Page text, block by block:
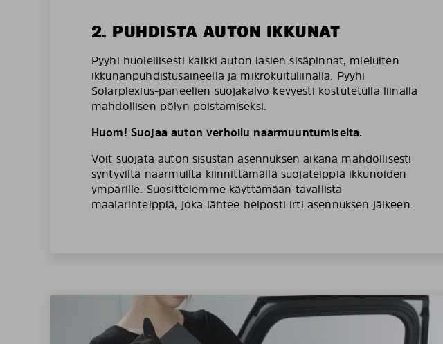
2. PUHDISTA AUTON IKKUNAT
Pyyhi huolellisesti kaikki auton lasien sisäpinnat, mieluiten
ikkunanpuhdistusaineella ja mikrokuituliinalla. Pyyhi
Solarplexius-paneelien suojakalvo kevyesti kostutetulla liinalla
mahdollisen pölyn poistamiseksi.
Huom! Suojaa auton verhoilu naarmuuntumiselta.
Voit suojata auton sisustan asennuksen aikana mahdollisesti
syntyviltä naarmuilta kiinnittämällä suojateippiä ikkunoiden
ympärille. Suosittelemme käyttämään tavallista
maalarinteippiä, joka lähtee helposti irti asennuksen jälkeen.